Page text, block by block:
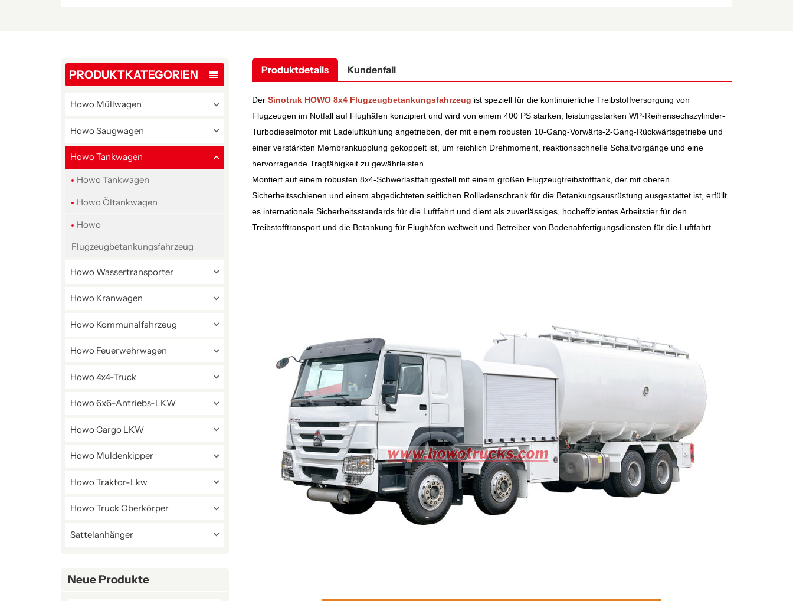
PRODUKTKATEGORIEN
Howo Müllwagen
Howo Saugwagen
Howo Tankwagen
Howo Tankwagen
Howo Öltankwagen
Howo
Flugzeugbetankungsfahrzeug
Howo Wassertransporter
Howo Kranwagen
Howo Kommunalfahrzeug
Howo Feuerwehrwagen
Howo 4x4-Truck
Howo 6x6-Antriebs-LKW
Howo Cargo LKW
Howo Muldenkipper
Howo Traktor-Lkw
Howo Truck Oberkörper
Sattelanhänger
Neue Produkte
Produktdetails Kundenfall
DerSinotruk HOWO 8x4 Flugzeugbetankungsfahrzeug ist speziell für die kontinuierliche Treibstoffversorgung von
Flugzeugen im Notfall auf Flughäfen konzipiert und wird von einem 400 PS starken, leistungsstarken WP-Reihensechszylinder-
Turbodieselmotor mit Ladeluftkühlung angetrieben, der mit einem robusten 10-Gang-Vorwärts-2-Gang-Rückwärtsgetriebe und
einer verstärkten Membrankupplung gekoppelt ist, um reichlich Drehmoment, reaktionsschnelle Schaltvorgänge und eine
hervorragende Tragfähigkeit zu gewährleisten.
Montiert auf einem robusten 8x4-Schwerlastfahrgestell mit einem großen Flugzeugtreibstofftank, der mit oberen
Sicherheitsschienen und einem abgedichteten seitlichen Rollladenschrank für die Betankungsausrüstung ausgestattet ist, erfüllt
es internationale Sicherheitsstandards für die Luftfahrt und dient als zuverlässiges, hocheffizientes Arbeitstier für den
Treibstofftransport und die Betankung für Flughäfen weltweit und Betreiber von Bodenabfertigungsdiensten für die Luftfahrt.